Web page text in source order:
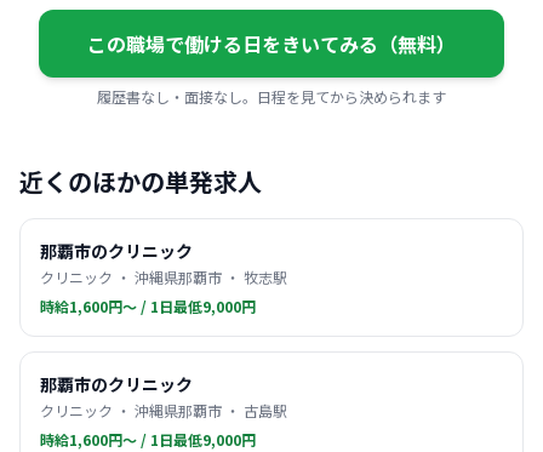
この職場で働ける日をきいてみる（無料）
履歴書なし・面接なし。日程を見てから決められます
近くのほかの単発求人
那覇市のクリニック
クリニック ・ 沖縄県那覇市 ・ 牧志駅
時給1,600円〜 / 1日最低9,000円
那覇市のクリニック
クリニック ・ 沖縄県那覇市 ・ 古島駅
時給1,600円〜 / 1日最低9,000円